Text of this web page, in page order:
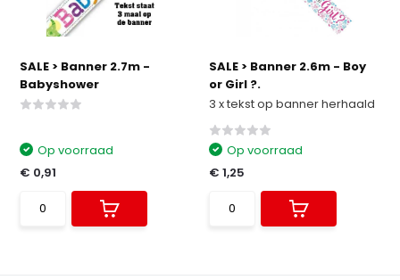
SALE > Banner 2.7m -
Babyshower
Op voorraad
€ 0,91
SALE > Banner 2.6m - Boy
or Girl ?.
3 x tekst op banner herhaald
Op voorraad
€ 1,25